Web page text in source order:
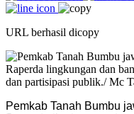
URL berhasil dicopy
Pemkab Tanah Bumbu